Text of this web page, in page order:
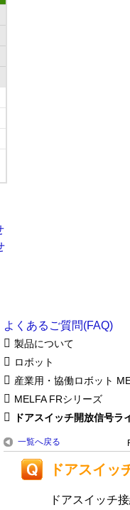
よくあるご質問(FAQ)
製品について
ロボット
産業用・協働ロボット
MELFA FRシリーズ
ドアスイッチ開放信号ラ
一覧へ戻る
ドアスイッ
ドアスイッチ